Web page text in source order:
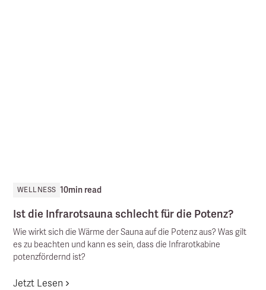
WELLNESS 10min read
Ist die Infrarotsauna schlecht für die Potenz?
Wie wirkt sich die Wärme der Sauna auf die Potenz aus? Was gilt
es zu beachten und kann es sein, dass die Infrarotkabine
potenzfördernd ist?
Jetzt Lesen